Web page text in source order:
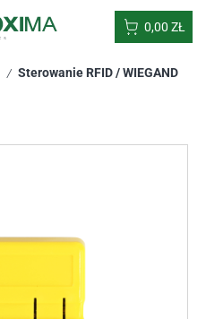
0,00 ZŁ
/ Sterowanie RFID / WIEGAND